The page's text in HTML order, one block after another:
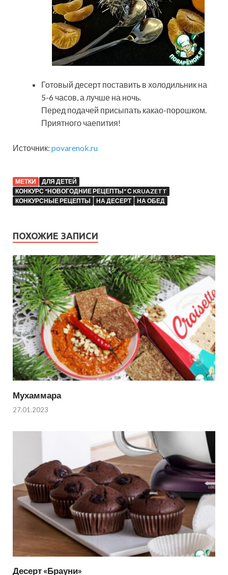
Готовый десерт поставить в холодильник на
5-6 часов, а лучше на ночь.
Перед подачей присыпать какао-порошком.
Приятного чаепития!
Источник: povarenok.ru
МЕТКИ
ДЛЯ ДЕТЕЙ
КОНКУРС "НОВОГОДНИЕ РЕЦЕПТЫ" С KRUAZETT
КОНКУРСНЫЕ РЕЦЕПТЫ
НА ДЕСЕРТ НА ОБЕД
ПОХОЖИЕ ЗАПИСИ
Мухаммара
27.01.2023
Десерт «Брауни»